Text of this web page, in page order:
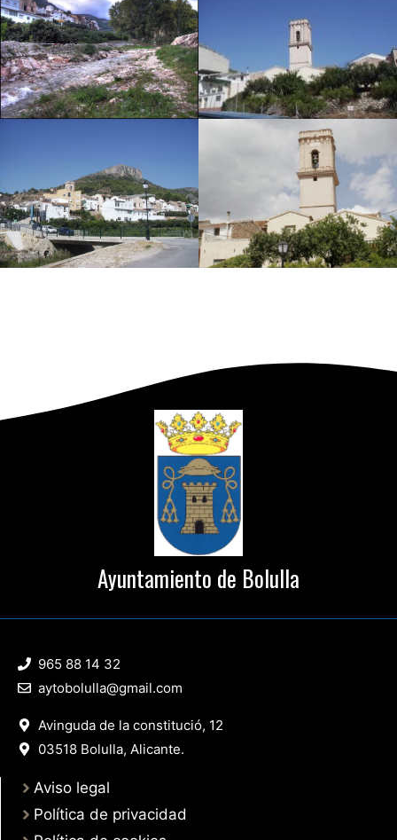
Ayuntamiento de Bolulla
965 88 14 32
aytobolulla@gmail.com
Avinguda de la constitució, 12
03518 Bolulla, Alicante.
Aviso legal
Política de privacidad